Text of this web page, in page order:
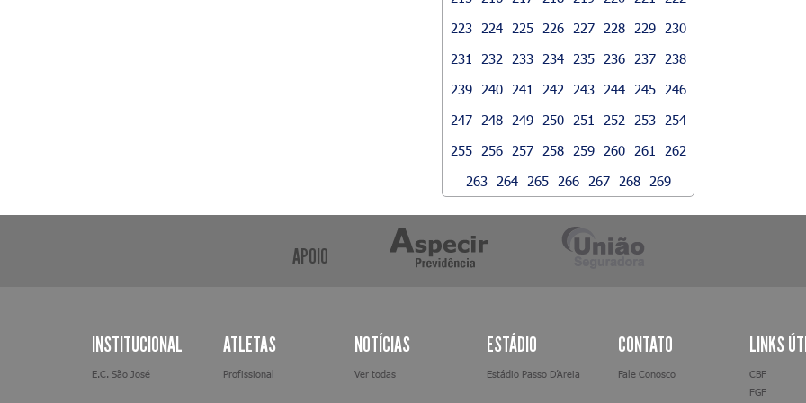
223
224 225 226 227 228 229
230
231
232 233 234 235 236 237
238
239
240 241 242 243 244 245
246
247
248 249 250 251 252 253
254
255
256 257 258 259 260 261
262
263
264 265 266 267 268 269
APOIO
INSTITUCIONAL
E.C. São José
ATLETAS
Profissional
NOTÍCIAS
Ver todas
ESTÁDIO
Estádio Passo D’Areia
CONTATO
Fale Conosco
LINKS
CBF
FGF